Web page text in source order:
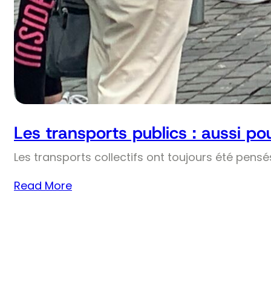
Les transports publics : aussi
Les transports collectifs ont toujours été
Read More